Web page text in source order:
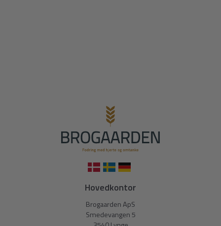
Hovedkontor
Brogaarden ApS
Smedevangen 5